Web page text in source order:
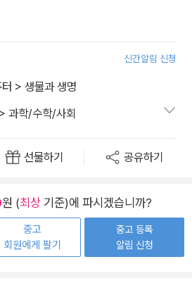
신간알림 신청
> 생물과 생명
> 과학/수학/사회
선물하기 공유하기
원 (최상 기준)에 파시겠습니까?
중고
회원에게 팔기
중고 등록
알림 신청